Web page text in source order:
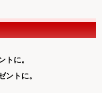
トに。
ントに。